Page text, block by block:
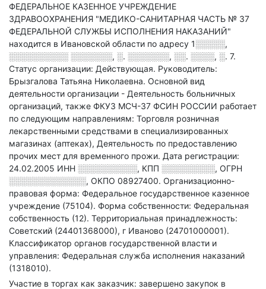
ФЕДЕРАЛЬНОЕ КАЗЕННОЕ УЧРЕЖДЕНИЕ
ЗДРАВООХРАНЕНИЯ "МЕДИКО-САНИТАРНАЯ ЧАСТЬ № 37
ФЕДЕРАЛЬНОЙ СЛУЖБЫ ИСПОЛНЕНИЯ НАКАЗАНИЙ"
находится в Ивановской области по адресу 1░░░░░,
░░░░░░░░░░ ░░░░░░░, ░. ░░░░░░░, ░░. ░░░░, ░. 7.
Статус организации: Действующая. Руководитель:
Брызгалова Татьяна Николаевна. Основной вид
деятельности организации - Деятельность больничных
организаций, также ФКУЗ МСЧ-37 ФСИН РОССИИ работает
по следующим направлениям: Торговля розничная
лекарственными средствами в специализированных
магазинах (аптеках), Деятельность по предоставлению
прочих мест для временного прожи. Дата регистрации:
24.02.2005 ИНН ░░░░░░░░░░, КПП ░░░░░░░░░, ОГРН
░░░░░░░░░░░░░, ОКПО 08927400. Организационно-
правовая форма: Федеральное государственное казенное
учреждение (75104). Форма собственности: Федеральная
собственность (12). Территориальная принадлежность:
Советский (24401368000), г Иваново (24701000001).
Классификатор органов государственной власти и
управления: Федеральная служба исполнения наказаний
(1318010).
Участие в торгах как заказчик: завершено закупок в